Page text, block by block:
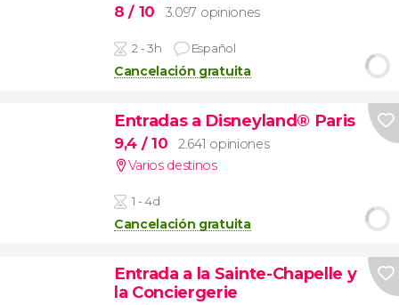
8/ 10 3.097 opiniones
2 - 3h Español
Cancelación gratuita
Entradas a Disneyland® Paris
9,4 / 10
2.641 opiniones
Varios destinos
1 - 4d
Cancelación gratuita
Entrada a la Sainte-Chapelle y
la Conciergerie